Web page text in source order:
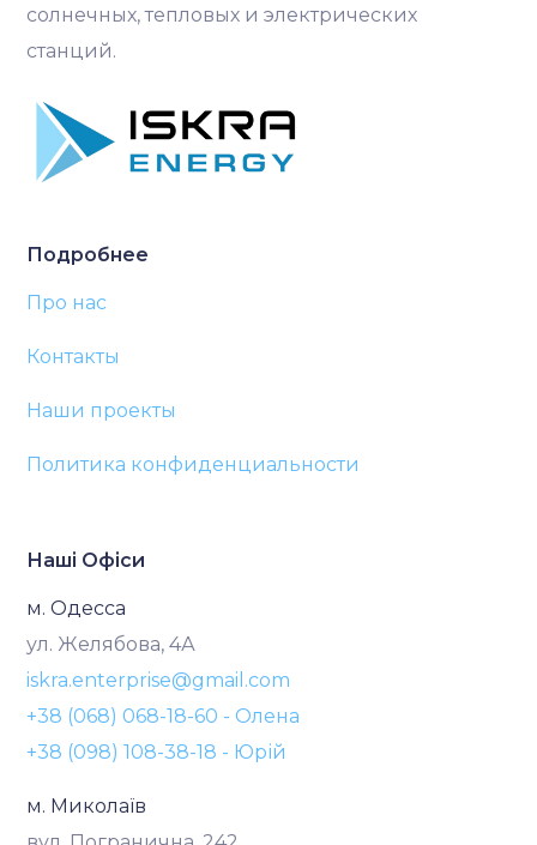
солнечных, тепловых и электрических
станций.
Подробнее
Про нас
Контакты
Наши проекты
Политика конфиденциальности
Наші Офіси
м. Одесса
ул. Желябова, 4А
iskra.enterprise@gmail.com
+38 (068) 068-18-60 - Олена
+38 (098) 108-38-18 - Юрій
м. Миколаїв